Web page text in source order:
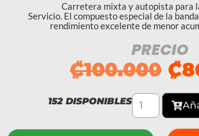
Carretera mixta y autopista para
Servicio. El compuesto especial de la
rendimiento excelente de menor
PRECIO
₡100.000 ₡
152 DISPONIBLES